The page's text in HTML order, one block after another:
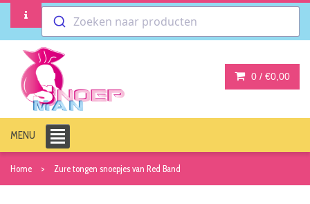
Zoeken naar producten
0 / €0,00
MENU
Home Zure tongen snoepjes van Red Band